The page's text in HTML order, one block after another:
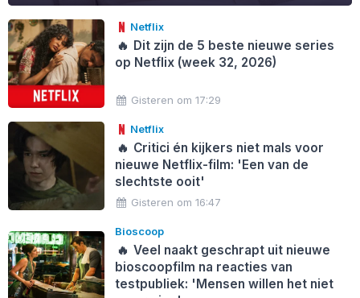
Netflix
🔥 Dit zijn de 5 beste nieuwe series
op Netflix (week 32, 2026)
Gisteren om 17:29
Netflix
🔥 Critici én kijkers niet mals voor
nieuwe Netflix-film: 'Een van de
slechtste ooit'
Gisteren om 16:47
Bioscoop
🔥 Veel naakt geschrapt uit nieuwe
bioscoopfilm na reacties van
testpubliek: 'Mensen willen het niet